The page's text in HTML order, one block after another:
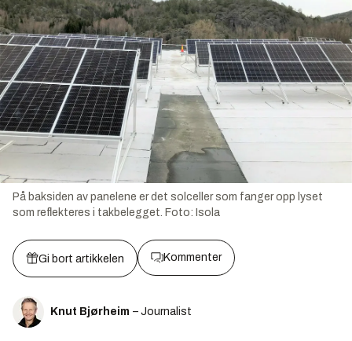
På baksiden av panelene er det solceller som fanger opp lyset
som reflekteres i takbelegget. Foto: Isola
Gi bort artikkelen Kommenter
Knut Bjørheim – Journalist